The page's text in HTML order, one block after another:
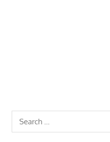
Search
for: